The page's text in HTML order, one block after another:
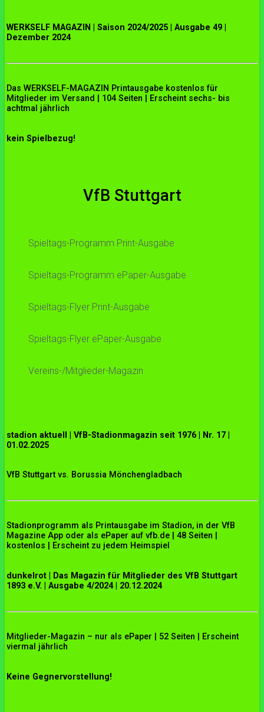
WERKSELF MAGAZIN | Saison 2024/2025 | Ausgabe 49 |
Dezember 2024
Das WERKSELF-MAGAZIN Printausgabe kostenlos für
Mitglieder im Versand | 104 Seiten | Erscheint sechs- bis
achtmal jährlich
kein Spielbezug!
VfB Stuttgart
Spieltags-Programm Print-Ausgabe
Spieltags-Programm ePaper-Ausgabe
Spieltags-Flyer Print-Ausgabe
Spieltags-Flyer ePaper-Ausgabe
Vereins-/Mitglieder-Magazin
stadion aktuell | VfB-Stadionmagazin seit 1976 | Nr. 17 |
01.02.2025
VfB Stuttgart vs. Borussia Mönchengladbach
Stadionprogramm als Printausgabe im Stadion, in der VfB
Magazine App oder als ePaper auf vfb.de | 48 Seiten |
kostenlos | Erscheint zu jedem Heimspiel
dunkelrot | Das Magazin für Mitglieder des VfB Stuttgart
1893 e.V. | Ausgabe 4/2024 | 20.12.2024
Mitglieder-Magazin – nur als ePaper | 52 Seiten | Erscheint
viermal jährlich
Keine Gegnervorstellung!